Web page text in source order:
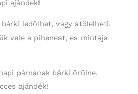
ajándék!
ledőlhet, vagy átölelheti,
vele a pihenést, és mintája
párnának bárki örülne,
ajándék!